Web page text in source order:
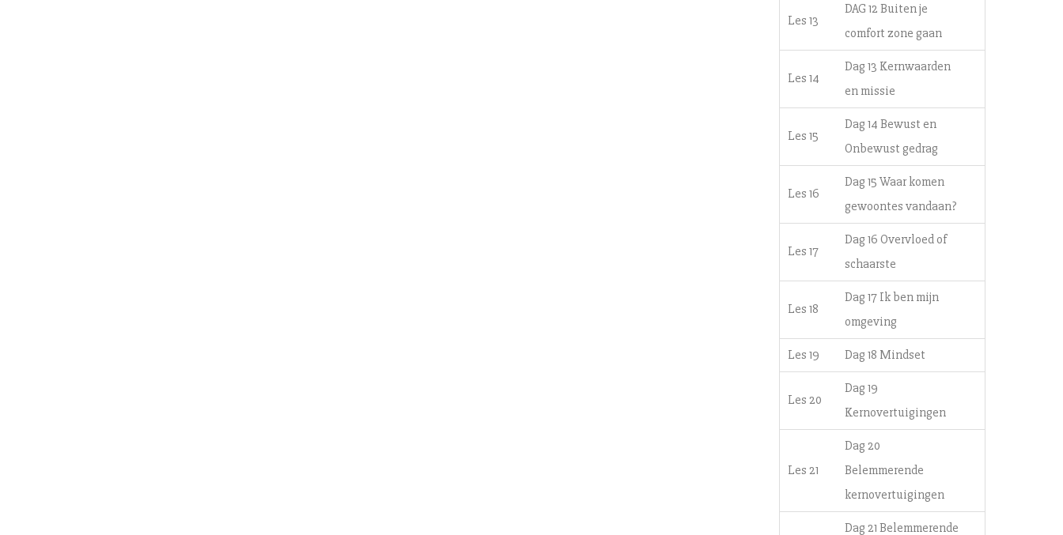
Les 13
DAG 12 Buiten je
comfort zone gaan
Les 14
Dag 13 Kernwaarden
en missie
Les 15
Dag 14 Bewust en
Onbewust gedrag
Les 16
Dag 15 Waar komen
gewoontes vandaan?
Les 17
Dag 16 Overvloed of
schaarste
Les 18
Dag 17 Ik ben mijn
omgeving
Les 19 Dag 18 Mindset
Les 20
Dag 19
Kernovertuigingen
Les 21
Dag 20
Belemmerende
kernovertuigingen
Dag 21 Belemmerende